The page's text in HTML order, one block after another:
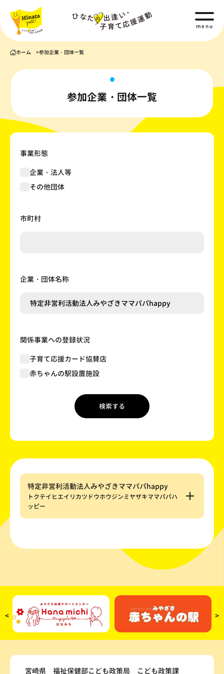
menu
ホーム 参加企業・団体一覧
参加企業・団体一覧
事業形態
企業・法人等
その他団体
市町村
企業・団体名称
関係事業への登録状況
子育て応援カード協賛店
赤ちゃんの駅設置施設
特定非営利活動法人みやざきママパパhappy
トクテイヒエイリカツドウホウジンミヤザキママパパハ
ッピー
< >
宮崎県 福祉保健部こども政策局 こども政策課